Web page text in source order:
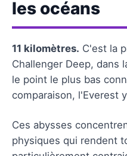
les océans
11 kilomètres. C'est la
Challenger Deep, dans
le point le plus bas
comparaison, l'Everest
Ces abysses
physiques qui rendent